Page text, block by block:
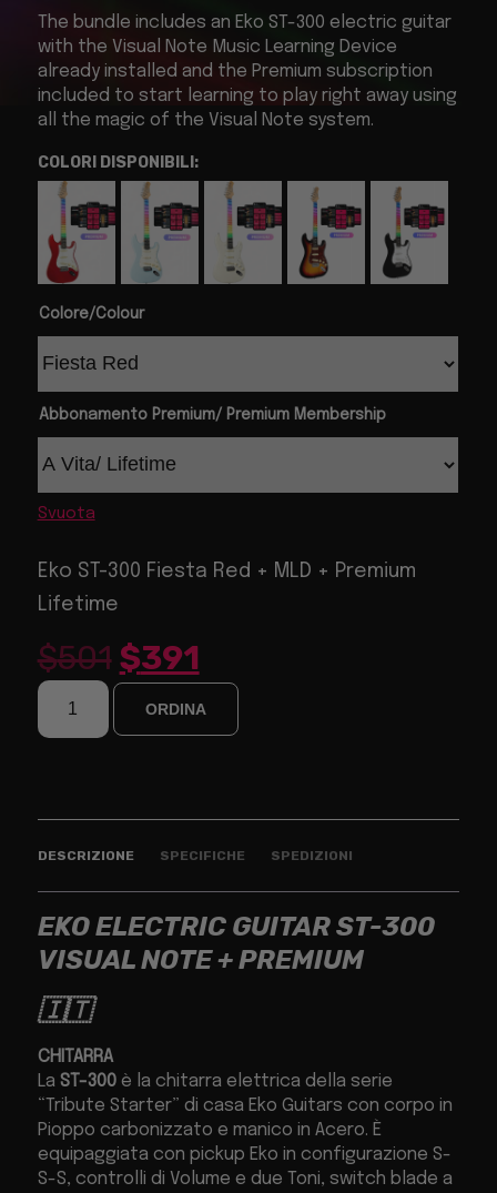
The bundle includes an Eko ST-300 electric guitar
with the Visual Note Music Learning Device
already installed and the Premium subscription
included to start learning to play right away using
all the magic of the Visual Note system.
COLORI DISPONIBILI:
Colore/Colour
Abbonamento Premium/ Premium Membership
Svuota
Eko ST-300 Fiesta Red + MLD + Premium
Lifetime
$501 $391
ORDINA
DESCRIZIONE SPECIFICHE SPEDIZIONI
EKO ELECTRIC GUITAR ST-300
VISUAL NOTE + PREMIUM
🇮🇹
CHITARRA
La ST-300è la chitarra elettrica della serie
“Tribute Starter” di casa Eko Guitars con corpo in
Pioppo carbonizzato e manico in Acero. È
equipaggiata con pickup Eko in configurazione S-
S-S, controlli di Volume e due Toni, switch blade a